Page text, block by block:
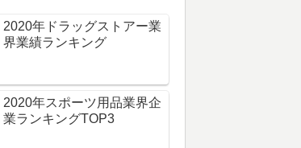
2020年ドラッグストアー業
界業績ランキング
2020年スポーツ用品業界企
業ランキングTOP3